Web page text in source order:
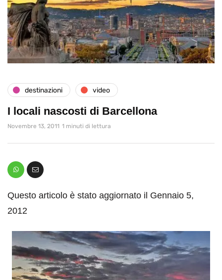
destinazioni video
I locali nascosti di Barcellona
Novembre 13, 2011 1 minuti di lettura
Questo articolo è stato aggiornato il Gennaio 5,
2012